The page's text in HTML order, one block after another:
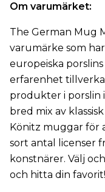
Om varumärket:
The German Mug
varumärke som
europeiska
erfarenhet
produkter i porslin
bred mix av
Könitz muggar för
sort antal licenser
konstnärer. Välj
och hitta din favorit!